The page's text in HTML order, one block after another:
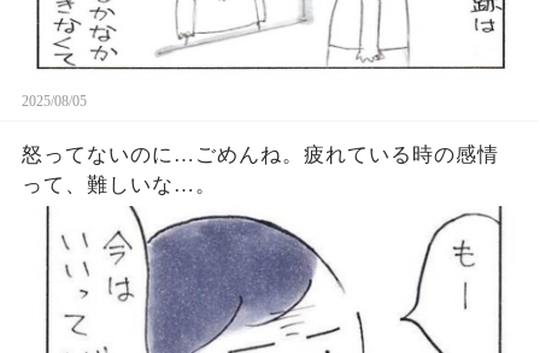
2025/08/05
怒ってないのに…ごめんね。疲れている時の感情
って、難しいな…。